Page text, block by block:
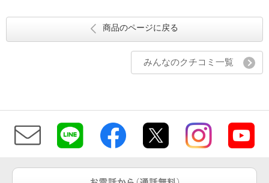
商品のページに戻る
みんなのクチコミ一覧